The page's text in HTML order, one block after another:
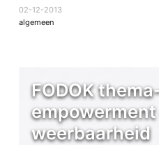
02-12-2013
algemeen
FODOK
empowerment
weerbaarheid